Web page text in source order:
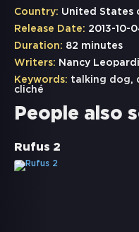
Country: United States
Release Date: 2013-10-
Duration: 82 minutes
Writers: Nancy
Keywords: talking dog ,
cliché
People also
Rufus 2